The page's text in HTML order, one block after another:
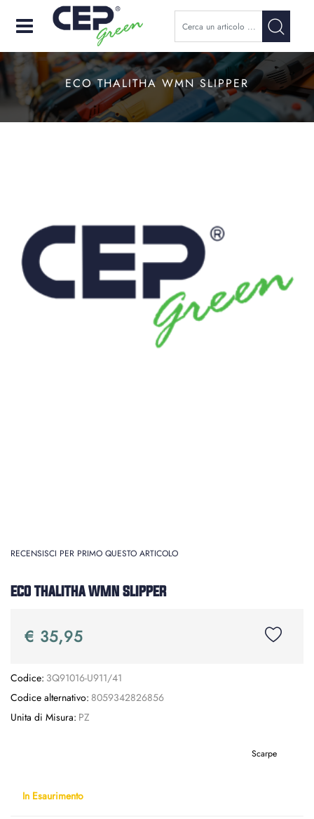
Open
ECO THALITHA WMN SLIPPER
RECENSISCI PER PRIMO QUESTO ARTICOLO
ECO THALITHA WMN SLIPPER
€ 35,95
Codice: 3Q91016-U911/41
Codice alternativo: 8059342826856
Unita di Misura: PZ
Scarpe
In Esaurimento